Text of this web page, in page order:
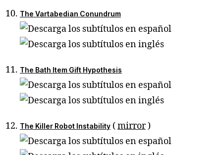
The Vartabedian Conundrum
The Bath Item Gift Hypothesis
The Killer Robot Instability (mirror)